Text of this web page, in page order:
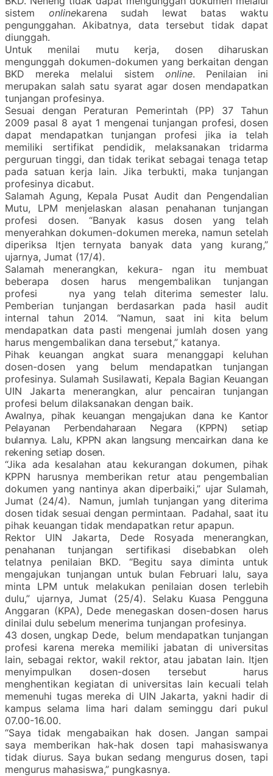
sistem onlinekarena sudah lewat batas waktu
pengunggahan. Akibatnya, data tersebut tidak dapat
diunggah.
Untuk menilai mutu kerja, dosen diharuskan
mengunggah dokumen-dokumen yang berkaitan dengan
BKD mereka melalui sistem online. Penilaian ini
merupakan salah satu syarat agar dosen mendapatkan
tunjangan profesinya.
Sesuai dengan Peraturan Pemerintah (PP) 37 Tahun
2009 pasal 8 ayat 1 mengenai tunjangan profesi, dosen
dapat mendapatkan tunjangan profesi jika ia telah
memiliki sertifikat pendidik, melaksanakan tridarma
perguruan tinggi, dan tidak terikat sebagai tenaga tetap
pada satuan kerja lain. Jika terbukti, maka tunjangan
profesinya dicabut.
Salamah Agung, Kepala Pusat Audit dan Pengendalian
Mutu, LPM menjelaskan alasan penahanan tunjangan
profesi dosen. “Banyak kasus dosen yang telah
menyerahkan dokumen-dokumen mereka, namun setelah
diperiksa Itjen ternyata banyak data yang kurang,”
ujarnya, Jumat (17/4).
Salamah menerangkan, kekura- ngan itu membuat
beberapa dosen harus mengembalikan tunjangan
profesi nya yang telah diterima semester lalu.
Pemberian tunjangan berdasarkan pada hasil audit
internal tahun 2014. “Namun, saat ini kita belum
mendapatkan data pasti mengenai jumlah dosen yang
harus mengembalikan dana tersebut,” katanya.
Pihak keuangan angkat suara menanggapi keluhan
dosen-dosen yang belum mendapatkan tunjangan
profesinya. Sulamah Susilawati, Kepala Bagian Keuangan
UIN Jakarta menerangkan, alur pencairan tunjangan
profesi belum dilaksanakan dengan baik.
Awalnya, pihak keuangan mengajukan dana ke Kantor
Pelayanan Perbendaharaan Negara (KPPN) setiap
bulannya. Lalu, KPPN akan langsung mencairkan dana ke
rekening setiap dosen.
“Jika ada kesalahan atau kekurangan dokumen, pihak
KPPN harusnya memberikan retur atau pengembalian
dokumen yang nantinya akan diperbaiki,” ujar Sulamah,
Jumat (24/4). Namun, jumlah tunjangan yang diterima
dosen tidak sesuai dengan permintaan. Padahal, saat itu
pihak keuangan tidak mendapatkan retur apapun.
Rektor UIN Jakarta, Dede Rosyada menerangkan,
penahanan tunjangan sertifikasi disebabkan oleh
telatnya penilaian BKD. “Begitu saya diminta untuk
mengajukan tunjangan untuk bulan Februari lalu, saya
minta LPM untuk melakukan penilaian dosen terlebih
dulu,” ujarnya, Jumat (25/4). Selaku Kuasa Pengguna
Anggaran (KPA), Dede menegaskan dosen-dosen harus
dinilai dulu sebelum menerima tunjangan profesinya.
43 dosen, ungkap Dede, belum mendapatkan tunjangan
profesi karena mereka memiliki jabatan di universitas
lain, sebagai rektor, wakil rektor, atau jabatan lain. Itjen
menyimpulkan dosen-dosen tersebut harus
menghentikan kegiatan di universitas lain kecuali telah
memenuhi tugas mereka di UIN Jakarta, yakni hadir di
kampus selama lima hari dalam seminggu dari pukul
07.00-16.00.
“Saya tidak mengabaikan hak dosen. Jangan sampai
saya memberikan hak-hak dosen tapi mahasiswanya
tidak diurus. Saya bukan sedang mengurus dosen, tapi
mengurus mahasiswa,” pungkasnya.